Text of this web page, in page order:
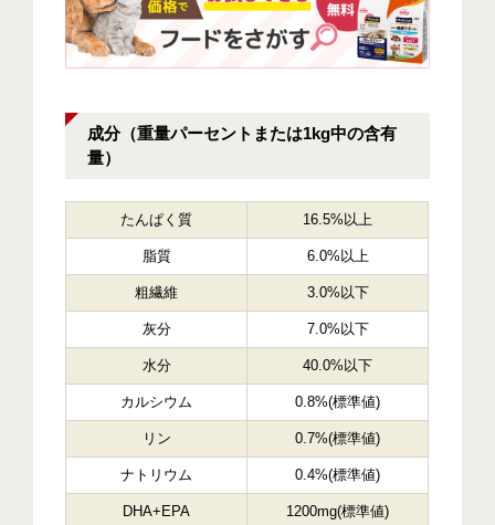
成分（重量パーセントまたは1kg中の含有
量）
たんぱく質 16.5%以上
脂質 6.0%以上
粗繊維 3.0%以下
灰分 7.0%以下
水分 40.0%以下
カルシウム 0.8%(標準値)
リン 0.7%(標準値)
ナトリウム 0.4%(標準値)
DHA+EPA 1200mg(標準値)